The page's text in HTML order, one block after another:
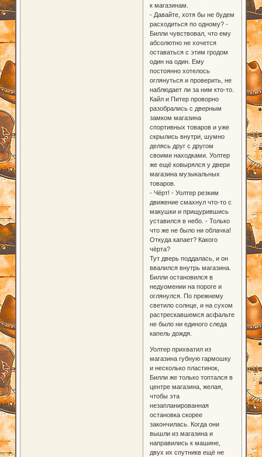
к магазинам.
- Давайте, хотя бы не будем
расходиться по одному? -
Билли чувствовал, что ему
абсолютно не хочется
оставаться с этим гродом
один на один. Ему
постоянно хотелось
оглянуться и проверить, не
наблюдает ли за ним кто-то.
Кайл и Питер проворно
разобрались с дверным
замком магазина
спортивных товаров и уже
скрылись внутри, шумно
делясь друг с другом
своими находками. Уолтер
же ещё ковырялся у двери
магазина музыкальных
товаров.
- Чёрт! - Уолтер резким
движение смахнул что-то с
макушки и прищурившись
уставился в небо. - Только
что же не было ни облачка!
Откуда капает? Какого
чёрта?
Тут дверь поддалась, и он
ввалился внутрь магазина.
Билли остановился в
недуомении на пороге и
оглянулся. По прежнему
светило солнце, и на сухом
растрескавшемся асфальте
не было ни единого следа
капель дождя.
Уолтер прихватил из
магазина губную гармошку
и несколько пластинок,
Билли же только топтался в
центре магазина, желая,
чтобы эта
незапланированная
остановка скорее
закончилась. Когда они
вышли из магазина и
направились к машине,
двух их спутникв ещё не